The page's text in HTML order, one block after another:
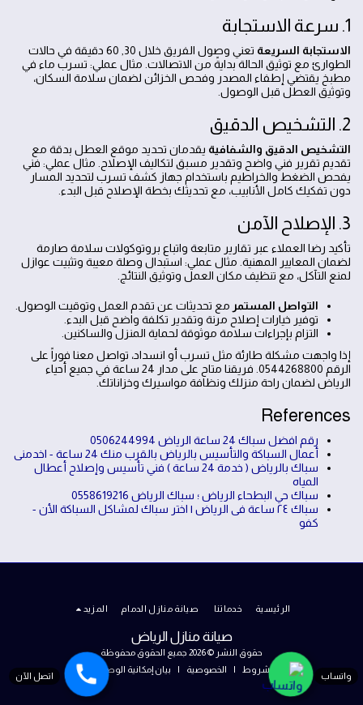
1. سرعة الاستجابة
الاستجابة السريعة
تعني وصول الفريق خلال 30, 60 دقيقة في حالات
الطوارئ مع توثيق الحالة بدايةً من الاتصالات. مثال عملي: تسرب ماء في
مطبخ يقتضي إطفاء المصدر وفحص الخزائن لضمان سلامة السكان،
وتوثيق العطل قبل الوصول.
2. التشخيص الدقيق
التشخيص الدقيق والشفافية يقدمان تحديد موقع العطل بدقة مع
تقديم تقرير فني واضح وتقدير مسبق لتكاليف الإصلاح. مثال عملي: فني
يفحص الضغط والخراطيم باستخدام جهاز كشف تسرب لتحديد المسار
دون تفكيك كامل الأنابيب، مع تحديثك بخطة الإصلاح قبل البدء.
3. الإصلاح الآمن
تأكيد رضا العملاء عبر تقارير متابعة واتباع بروتوكولات سلامة صارمة
لضمان المعايير المهنية. مثال عملي: استبدال وصلة معيبة وتثبيت عوازل
لمنع التآكل، مع تنظيف مكان العمل وتوثيق النتائج.
التواصل المستمر مع تحديثات عن تقدم العمل وتوقيت الوصول.
توفير خيارات إصلاح مرنة وتقدير تكلفة واضح قبل البدء.
التزام بإجراءات سلامة موثوقة لحماية المنزل والساكنين.
إذا واجهت مشكلة طارئة مثل تسرب أو انسداد، تواصل معنا فوراً على
الرقم 0544268800. فريقنا متاح على مدار 24 ساعة في جميع أحياء
الرياض لضمان راحة منزلك ونظافة مواسيرك وخزاناتك.
References
رقم افضل سباك 24 ساعة الرياض 0506244994
أعمال السباكة والتأسيس بالرياض بالقرب منك 24 ساعة - اخدمنى
سباك بالرياض ( خدمة 24 ساعة ) فني تأسيس وإصلاح أعطال
المياه
سباك حي البطحاء الرياض ؛ سباك الرياض 0558619216
سباك ٢٤ ساعة فى الرياض | اختر سباك لمشاكل السباكة الأن -
كفو
صيانة منازل الرياض
حقوق النشر © 2026 جميع الحقوق محفوظة
الشروط
| الخصوصية | بيان إمكانية الوصول
الرئيسية خدماتنا صيانة منازل الدمام المزيد
واتساب اتصل الآن